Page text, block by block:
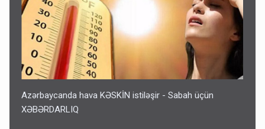
Azərbaycanda hava KƏSKİN istiləşir - Sabah üçün
XƏBƏRDARLIQ